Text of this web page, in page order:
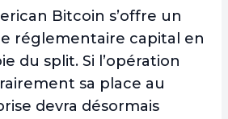
Bitcoin s’offre un
réglementaire capital en
du split. Si l’opération
sa place au
devra désormais